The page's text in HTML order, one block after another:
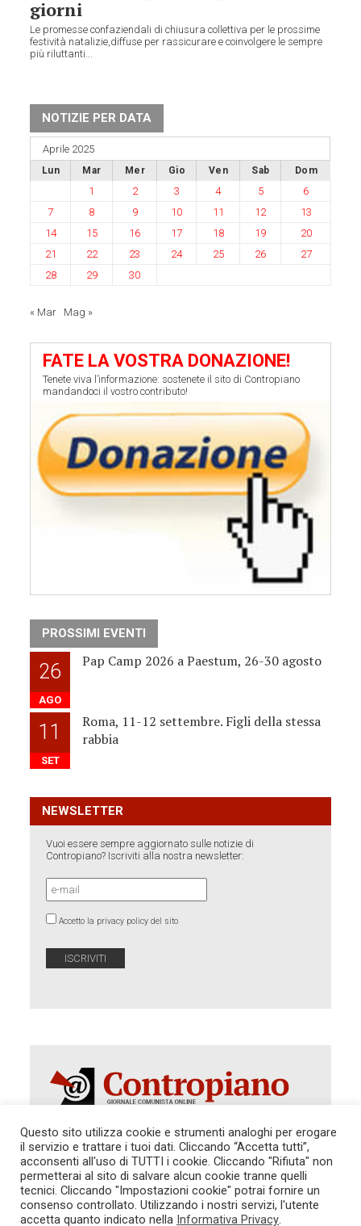
giorni
Le promesse confaziendali di chiusura collettiva per le prossime
festività natalizie,diffuse per rassicurare e coinvolgere le sempre
più riluttanti...
NOTIZIE PER DATA
Aprile 2025
Lun Mar Mer Gio Ven Sab Dom
1 2 3 4 5
6
7
8 9 10 11 12
13
14
15 16 17 18 19
20
21
22 23 24 25 26
27
28
29 30
« Mar Mag »
FATE LA VOSTRA DONAZIONE!
Tenete viva l’informazione: sostenete il sito di Contropiano
mandandoci il vostro contributo!
PROSSIMI EVENTI
26
AGO
Pap Camp 2026 a Paestum, 26-30 agosto
11
SET
Roma, 11-12 settembre. Figli della stessa
rabbia
NEWSLETTER
Vuoi essere sempre aggiornato sulle notizie di
Contropiano? Iscriviti alla nostra newsletter:
Accetto la privacy policy del sito
Autorizzazione del Tribunale di Roma 286 del 31
dicembre 2014. Direttore Responsabile: Sergio
Cararo. Indirizzo: V.Casalbruciato 27- sc. B - 00159
Tel. 06.640.122.19 -redazione@contropiano.org
Questo sito utilizza cookie e strumenti analoghi per erogare
il servizio e trattare i tuoi dati. Cliccando “Accetta tutti”,
acconsenti all'uso di TUTTI i cookie. Cliccando "Rifiuta" non
permetterai al sito di salvare alcun cookie tranne quelli
tecnici. Cliccando "Impostazioni cookie" potrai fornire un
consenso controllato. Utilizzando i nostri servizi, l'utente
accetta quanto indicato nella Informativa Privacy.